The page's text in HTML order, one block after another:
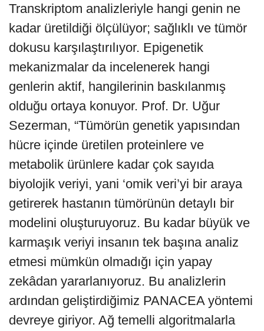
Transkriptom analizleriyle hangi genin ne
kadar üretildiği ölçülüyor; sağlıklı ve tümör
dokusu karşılaştırılıyor. Epigenetik
mekanizmalar da incelenerek hangi
genlerin aktif, hangilerinin baskılanmış
olduğu ortaya konuyor. Prof. Dr. Uğur
Sezerman, “Tümörün genetik yapısından
hücre içinde üretilen proteinlere ve
metabolik ürünlere kadar çok sayıda
biyolojik veriyi, yani ‘omik veri’yi bir araya
getirerek hastanın tümörünün detaylı bir
modelini oluşturuyoruz. Bu kadar büyük ve
karmaşık veriyi insanın tek başına analiz
etmesi mümkün olmadığı için yapay
zekâdan yararlanıyoruz. Bu analizlerin
ardından geliştirdiğimiz PANACEA yöntemi
devreye giriyor. Ağ temelli algoritmalarla